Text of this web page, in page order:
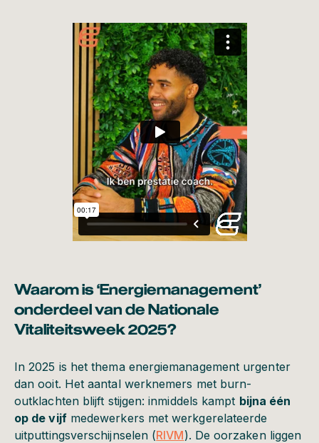
Waarom is ‘Energiemanagement’
onderdeel van de Nationale
Vitaliteitsweek 2025?
In 2025 is het thema energiemanagement urgenter
dan ooit. Het aantal werknemers met burn-
outklachten blijft stijgen: inmiddels kampt bijna één
op de vijfmedewerkers met werkgerelateerde
uitputtingsverschijnselen (RIVM). De oorzaken liggen